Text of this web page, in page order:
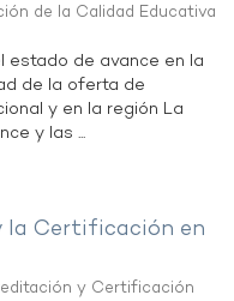
de la Calidad Educativa
estado de avance en la
de la oferta de
y en la región La
y las ...
la Certificación en
y Certificación